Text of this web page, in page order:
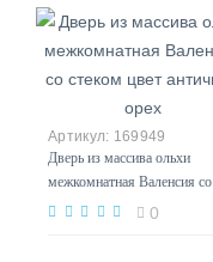
169949
Дверь из массива ольхи
межкомнатная Валенсия со
стеком цвет античный орех
0